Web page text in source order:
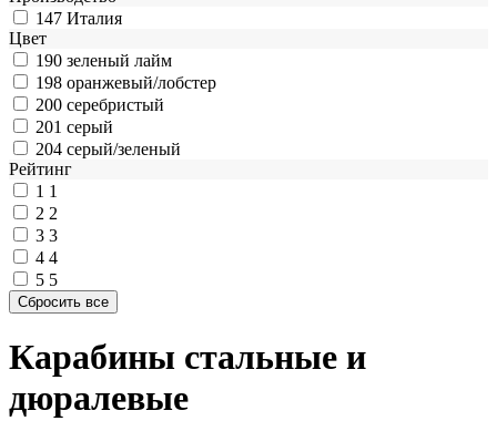
147 Италия
Цвет
190 зеленый лайм
198 оранжевый/лобстер
200 серебристый
201 серый
204 серый/зеленый
Рейтинг
1 1
2 2
3 3
4 4
5 5
Карабины стальные и
дюралевые